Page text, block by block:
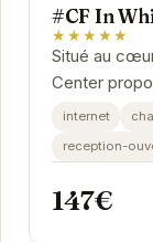
#CF In
★★★★★
Situé au
Center
confortable.
internet
reception-
147€